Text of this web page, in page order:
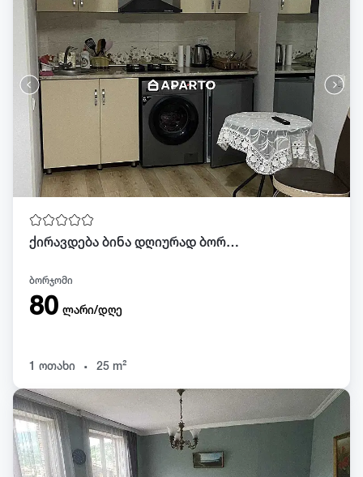
ქირავდება ბინა დღიურად ბორჯომში
ბორჯომი
80 ლარი/დღე
1 ოთახი . 25 m²